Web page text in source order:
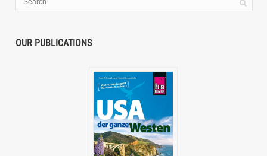
OUR PUBLICATIONS